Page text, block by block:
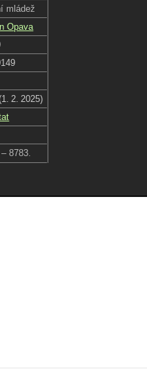
mládež
Opava
2. 2025)
8783.